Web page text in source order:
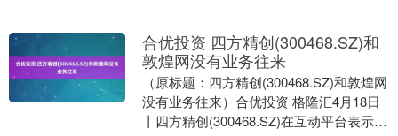
合优投资 四方精创(300468.SZ)和
敦煌网没有业务往来
（原标题：四方精创(300468.SZ)和敦煌网
没有业务往来）合优投资 格隆汇4月18日
丨四方精创(300468.SZ)在互动平台表示，